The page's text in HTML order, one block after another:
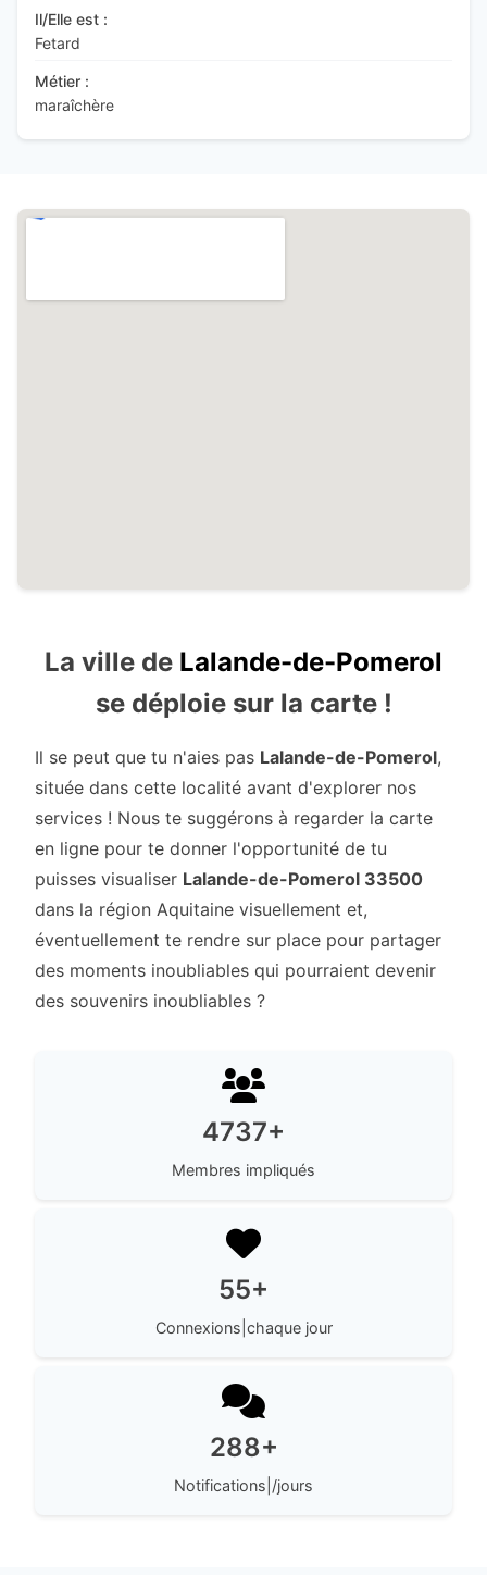
Il/Elle est :
Fetard
Métier :
maraîchère
La ville de Lalande-de-Pomerol
se déploie sur la carte !
Il se peut que tu n'aies pas Lalande-de-Pomerol,
située dans cette localité avant d'explorer nos
services ! Nous te suggérons à regarder la carte
en ligne pour te donner l'opportunité de tu
puisses visualiser Lalande-de-Pomerol 33500
dans la région Aquitaine visuellement et,
éventuellement te rendre sur place pour partager
des moments inoubliables qui pourraient devenir
des souvenirs inoubliables ?
4737+
Membres impliqués
55+
Connexions|chaque jour
288+
Notifications|/jours